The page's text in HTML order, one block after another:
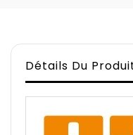
Détails Du